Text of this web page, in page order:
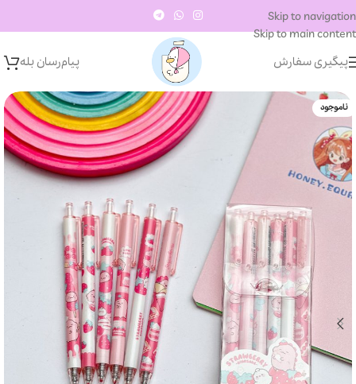
Skip to navigation
Skip to main content
پیگیری سفارش
پیام‌رسان‌ بله
ناموجود